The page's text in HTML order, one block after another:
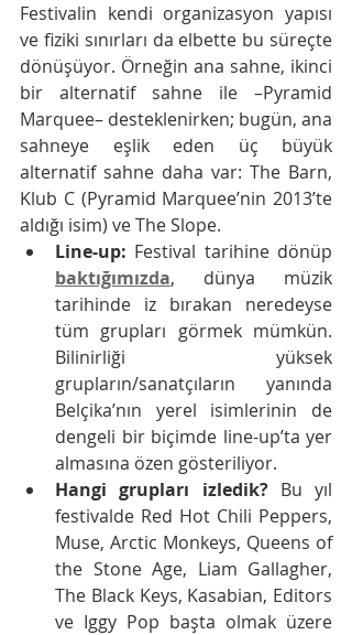
Festivalin kendi organizasyon yapısı
ve fiziki sınırları da elbette bu süreçte
dönüşüyor. Örneğin ana sahne, ikinci
bir alternatif sahne ile –Pyramid
Marquee– desteklenirken; bugün, ana
sahneye eşlik eden üç büyük
alternatif sahne daha var: The Barn,
Klub C (Pyramid Marquee’nin 2013’te
aldığı isim) ve The Slope.
Line-up:
baktığımızda, dünya müzik
tarihinde iz bırakan neredeyse
tüm grupları görmek mümkün.
Bilinirliği yüksek
grupların/sanatçıların yanında
Belçika’nın yerel isimlerinin de
dengeli bir biçimde line-up’ta yer
almasına özen gösteriliyor.
Hangi grupları izledik? Bu yıl
festivalde Red Hot Chili Peppers,
Muse, Arctic Monkeys, Queens of
the Stone Age, Liam Gallagher,
The Black Keys, Kasabian, Editors